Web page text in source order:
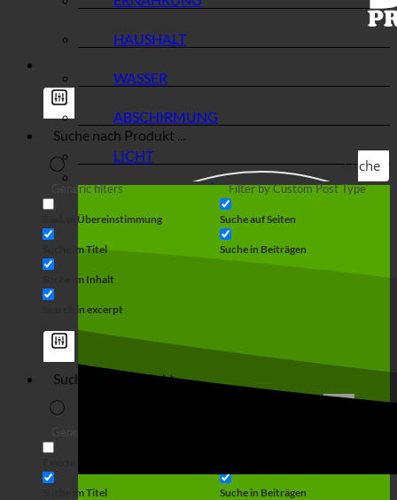
Suche
Generic filters
Exakte Übereinstimmung
Suche im Titel
Suche im Inhalt
Search in excerpt
Filter by Custom Post Type
Suche auf Seiten
Suche in Beiträgen
Suche im Titel Suche in Beiträgen
HAUSHALT
WASSER
ABSCHIRMUNG
LICHT